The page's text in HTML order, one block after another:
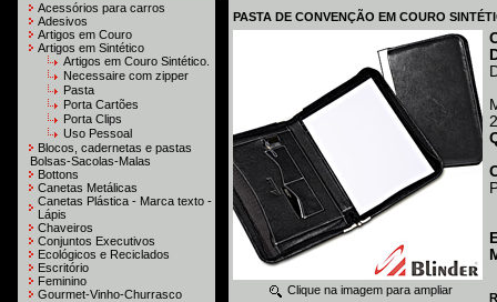
Acessórios para carros
Adesivos
Artigos em Couro
Artigos em Sintético
Artigos em Couro Sintético.
Necessaire com zipper
Pasta
Porta Cartões
Porta Clips
Uso Pessoal
Blocos, cadernetas e pastas
Bolsas-Sacolas-Malas
Bottons
Canetas Metálicas
Canetas Plástica - Marca texto -
Lápis
Chaveiros
Conjuntos Executivos
Ecológicos e Reciclados
Escritório
Feminino
Gourmet-Vinho-Churrasco
PASTA DE CONVENÇÃO EM COURO
Clique na imagem para ampliar